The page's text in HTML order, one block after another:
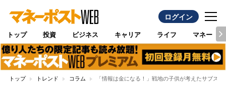
ログイン
トップ 投資 ビジネス キャリア ライフ マネー
トップ トレンド コラム 「情報は金になる！」戦地の子供が考えたサブス